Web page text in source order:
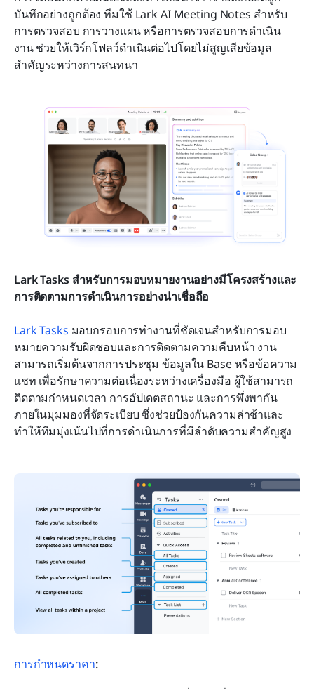
บันทึกอย่างถูกต้อง ทีมใช้ Lark AI Meeting Notes สำหรับ
การตรวจสอบ การวางแผน หรือการตรวจสอบการดำเนิน
งาน ช่วยให้เวิร์กโฟลว์ดำเนินต่อไปโดยไม่สูญเสียข้อมูล
สำคัญระหว่างการสนทนา
Lark Tasks สำหรับการมอบหมายงานอย่างมีโครงสร้างและ
การติดตามการดำเนินการอย่างน่าเชื่อถือ
Lark Tasks มอบกรอบการทำงานที่ชัดเจนสำหรับการมอบ
หมายความรับผิดชอบและการติดตามความคืบหน้า งาน
สามารถเริ่มต้นจากการประชุม ข้อมูลใน Base หรือข้อความ
แชท เพื่อรักษาความต่อเนื่องระหว่างเครื่องมือ ผู้ใช้สามารถ
ติดตามกำหนดเวลา การอัปเดตสถานะ และการพึ่งพากัน
ภายในมุมมองที่จัดระเบียบ ซึ่งช่วยป้องกันความล่าช้าและ
ทำให้ทีมมุ่งเน้นไปที่การดำเนินการที่มีลำดับความสำคัญสูง
การกำหนดราคา: